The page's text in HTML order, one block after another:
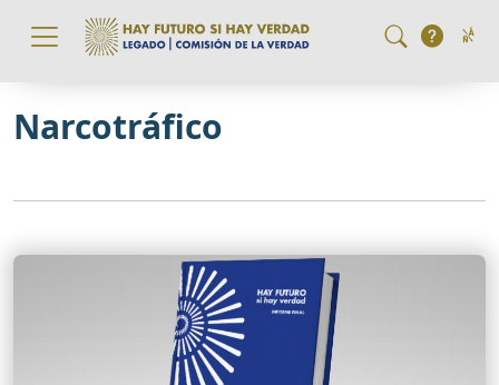
Pasar al contenido principal
Narcotráfico